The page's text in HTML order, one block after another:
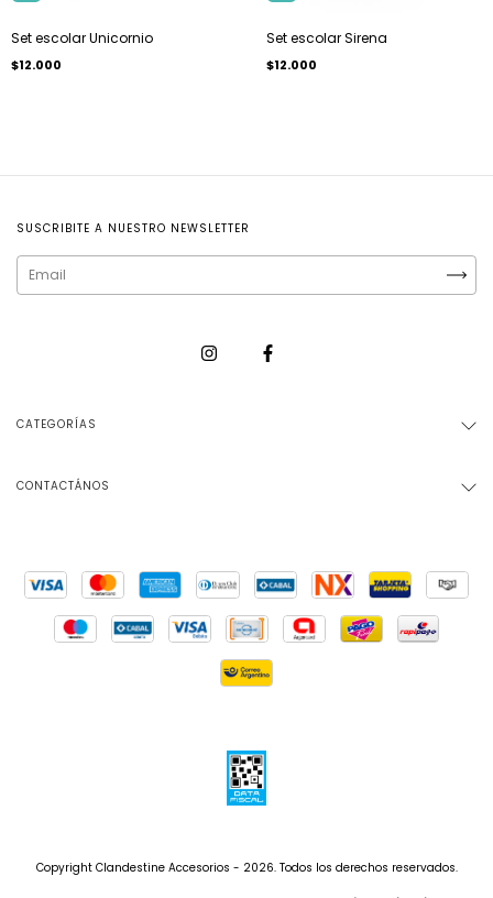
Set escolar Unicornio
$12.000
Set escolar Sirena
$12.000
SUSCRIBITE A NUESTRO NEWSLETTER
CATEGORÍAS
CONTACTÁNOS
Copyright Clandestine Accesorios - 2026. Todos los derechos reservados.